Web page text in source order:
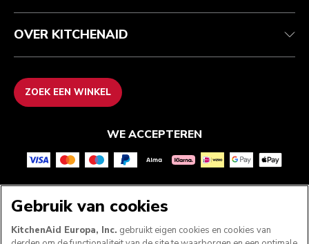
OVER KITCHENAID
ZOEK EEN WINKEL
WE ACCEPTEREN
VOLG ONS
Gebruik van cookies
KitchenAid Europa, Inc. gebruikt eigen cookies en cookies van